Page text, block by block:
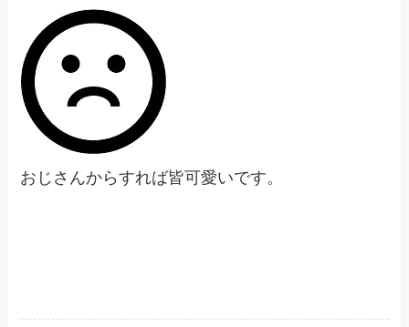
おじさんからすれば皆可愛いです。